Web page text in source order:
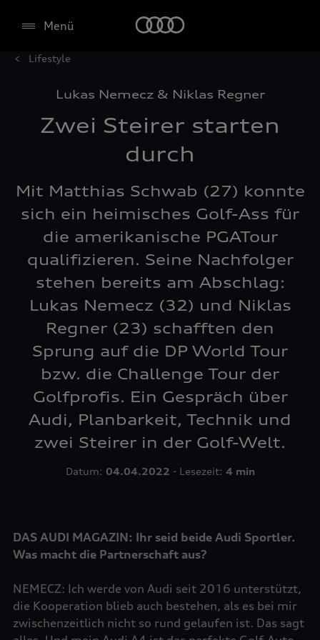
Menü
Lifestyle
Lukas Nemecz & Niklas Regner
Zwei Steirer starten
durch
Mit Matthias Schwab (27) konnte
sich ein heimisches Golf-Ass für
die amerikanische PGATour
qualifizieren. Seine Nachfolger
stehen bereits am Abschlag:
Lukas Nemecz (32) und Niklas
Regner (23) schafften den
Sprung auf die DP World Tour
bzw. die Challenge Tour der
Golfprofis. Ein Gespräch über
Audi, Planbarkeit, Technik und
zwei Steirer in der Golf-Welt.
Datum: 04.04.2022 - Lesezeit: 4 min
DAS AUDI MAGAZIN: Ihr seid beide Audi Sportler.
Was macht die Partnerschaft aus?
NEMECZ: Ich werde von Audi seit 2016 unterstützt,
die Kooperation blieb auch bestehen, als es bei mir
zwischenzeitlich nicht so rund gelaufen ist. Das sagt